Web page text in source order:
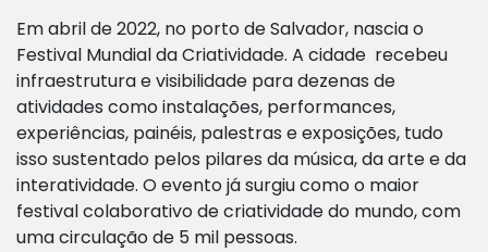
Em abril de 2022, no porto de Salvador, nascia o
Festival Mundial da Criatividade. A cidade recebeu
infraestrutura e visibilidade para dezenas de
atividades como instalações, performances,
experiências, painéis, palestras e exposições, tudo
isso sustentado pelos pilares da música, da arte e da
interatividade. O evento já surgiu como o maior
festival colaborativo de criatividade do mundo, com
uma circulação de 5 mil pessoas.